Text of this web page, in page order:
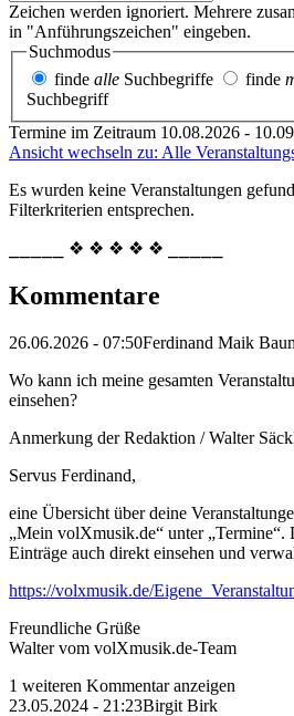
Zeichen werden ignoriert. Mehrere
in "Anführungszeichen" eingeben.
Suchmodus
finde alle Suchbegriffe finde
Suchbegriff
Termine im Zeitraum 10.08.2026 -
Ansicht wechseln zu: Alle
Es wurden keine Veranstaltungen
Filterkriterien entsprechen.
⎯⎯⎯⎯⎯ ❖ ❖ ❖ ❖ ❖ ⎯⎯⎯⎯⎯
Kommentare
26.06.2026 - 07:50Ferdinand Maik
Wo kann ich meine gesamten
einsehen?
Anmerkung der Redaktion /Walter
Servus Ferdinand,
eine Übersicht über deine
„Mein volXmusik.de“ unter „Termine“.
Einträge auch direkt einsehen und
https://volxmusik.de/
Freundliche Grüße
Walter vom volXmusik.de-Team
1 weiteren Kommentar anzeigen
23.05.2024 - 21:23Birgit Birk